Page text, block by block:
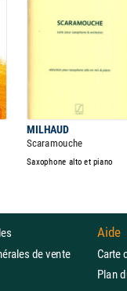
MILHAUD
Scaramouche
Saxophone alto et piano
de vente
Aide
Carte
Plan